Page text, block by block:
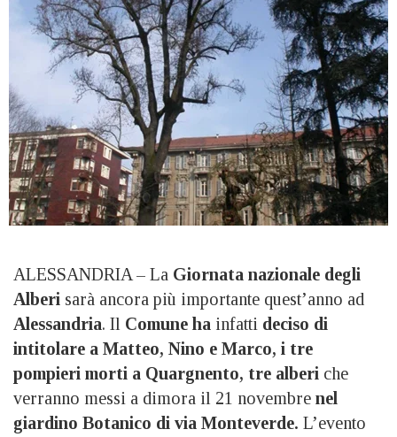
ALESSANDRIA – La Giornata nazionale degli
Alberi sarà ancora più importante quest’anno ad
Alessandria. Il Comune ha infatti deciso di
intitolare a Matteo, Nino e Marco, i tre
pompieri morti a Quargnento, tre alberi che
verranno messi a dimora il 21 novembre nel
giardino Botanico di via Monteverde. L’evento